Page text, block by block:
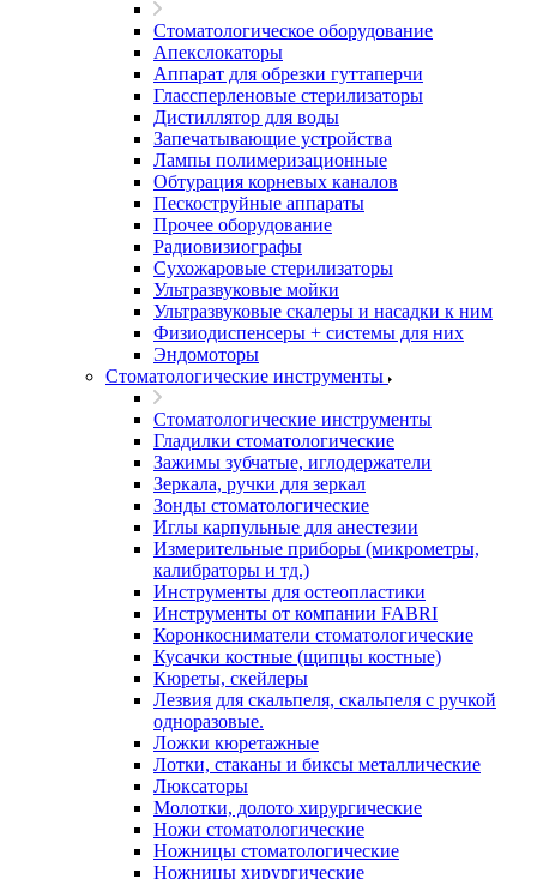
Стоматологическое оборудование
Апекслокаторы
Аппарат для обрезки гуттаперчи
Глассперленовые стерилизаторы
Дистиллятор для воды
Запечатывающие устройства
Лампы полимеризационные
Обтурация корневых каналов
Пескоструйные аппараты
Прочее оборудование
Радиовизиографы
Сухожаровые стерилизаторы
Ультразвуковые мойки
Ультразвуковые скалеры и насадки к ним
Физиодиспенсеры + системы для них
Эндомоторы
Стоматологические инструменты
Стоматологические инструменты
Гладилки стоматологические
Зажимы зубчатые, иглодержатели
Зеркала, ручки для зеркал
Зонды стоматологические
Иглы карпульные для анестезии
Измерительные приборы (микрометры,
калибраторы и тд.)
Инструменты для остеопластики
Инструменты от компании FABRI
Коронкосниматели стоматологические
Кусачки костные (щипцы костные)
Кюреты, скейлеры
Лезвия для скальпеля, скальпеля с ручкой
одноразовые.
Ложки кюретажные
Лотки, стаканы и биксы металлические
Люксаторы
Молотки, долото хирургические
Ножи стоматологические
Ножницы стоматологические
Ножницы хирургические